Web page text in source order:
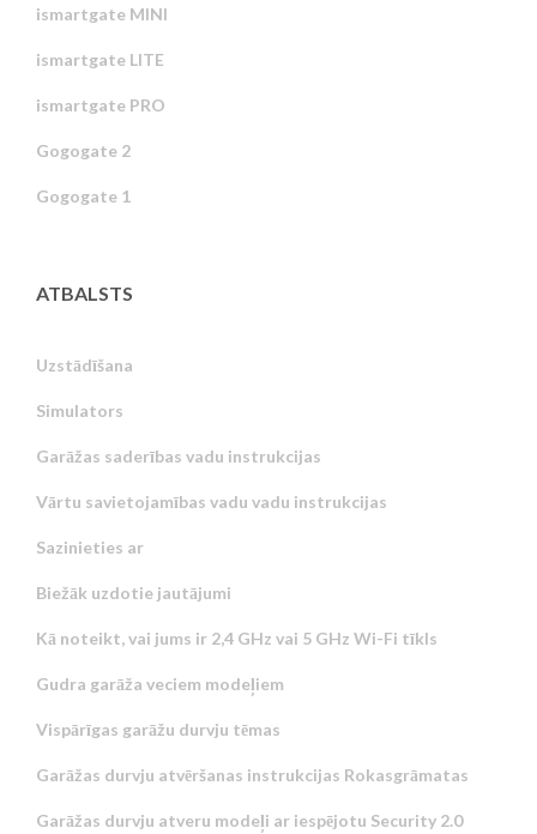
ismartgate MINI
ismartgate LITE
ismartgate PRO
Gogogate 2
Gogogate 1
ATBALSTS
Uzstādīšana
Simulators
Garāžas saderības vadu instrukcijas
Vārtu savietojamības vadu vadu instrukcijas
Sazinieties ar
Biežāk uzdotie jautājumi
Kā noteikt, vai jums ir 2,4 GHz vai 5 GHz Wi-Fi tīkls
Gudra garāža veciem modeļiem
Vispārīgas garāžu durvju tēmas
Garāžas durvju atvēršanas instrukcijas Rokasgrāmatas
Garāžas durvju atveru modeļi ar iespējotu Security 2.0